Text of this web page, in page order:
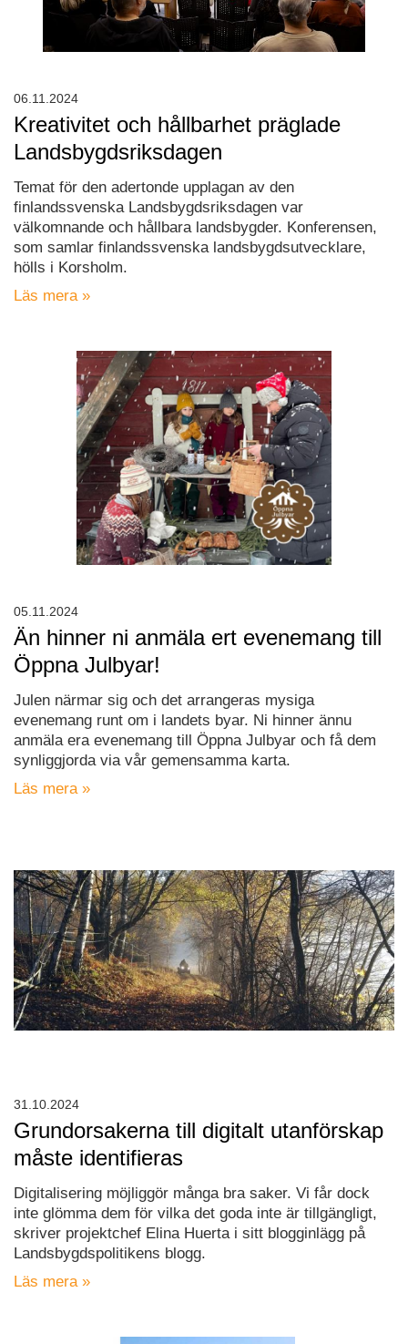
Kreativitet och hållbarhet präglade
Landsbygdsriksdagen
Temat för den adertonde upplagan av den
finlandssvenska Landsbygdsriksdagen var
välkomnande och hållbara landsbygder. Konferensen,
som samlar finlandssvenska landsbygdsutvecklare,
hölls i Korsholm.
Läs mera »
06.11.2024
Än hinner ni anmäla ert evenemang till
Öppna Julbyar!
Julen närmar sig och det arrangeras mysiga
evenemang runt om i landets byar. Ni hinner ännu
anmäla era evenemang till Öppna Julbyar och få dem
synliggjorda via vår gemensamma karta.
Läs mera »
05.11.2024
Grundorsakerna till digitalt utanförskap
måste identifieras
Digitalisering möjliggör många bra saker. Vi får dock
inte glömma dem för vilka det goda inte är tillgängligt,
skriver projektchef Elina Huerta i sitt blogginlägg på
Landsbygdspolitikens blogg.
Läs mera »
31.10.2024